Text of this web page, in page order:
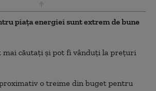
piața energiei sunt extrem de bune
mai căutați și pot fi vânduți la prețuri
o treime din buget pentru